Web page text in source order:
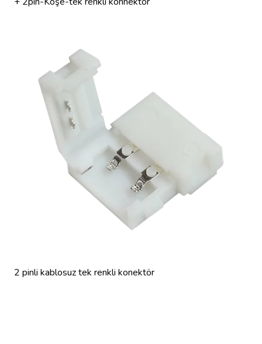
2 pinli kablosuz tek renkli konektör